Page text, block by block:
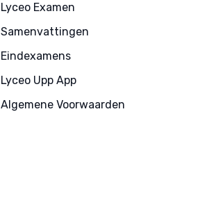
Lyceo Examen
Samenvattingen
Eindexamens
Lyceo Upp App
Algemene Voorwaarden